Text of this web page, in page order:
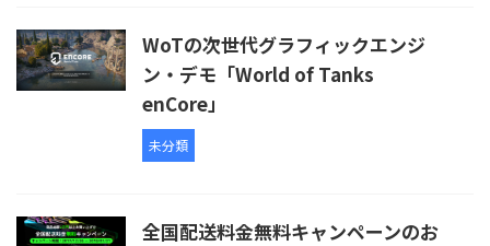
WoTの次世代グラフィックエンジ
ン・デモ「World of Tanks
enCore」
未分類
全国配送料金無料キャンペーンのお